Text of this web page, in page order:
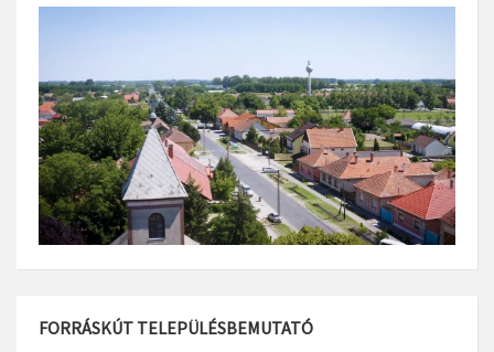
FORRÁSKÚT TELEPÜLÉSBEMUTATÓ